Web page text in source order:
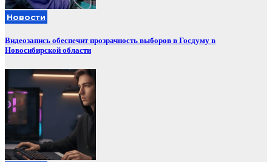
Новости
Видеозапись обеспечит прозрачность выборов в Госдуму в
Новосибирской области